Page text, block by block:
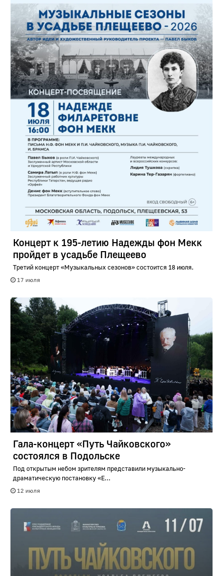
Концерт к 195-летию Надежды фон Мекк
пройдет в усадьбе Плещеево
Третий концерт «Музыкальных сезонов» состоится 18 июля.
17 июля
Гала-концерт «Путь Чайковского»
состоялся в Подольске
Под открытым небом зрителям представили музыкально-
драматическую постановку «Е...
12 июля